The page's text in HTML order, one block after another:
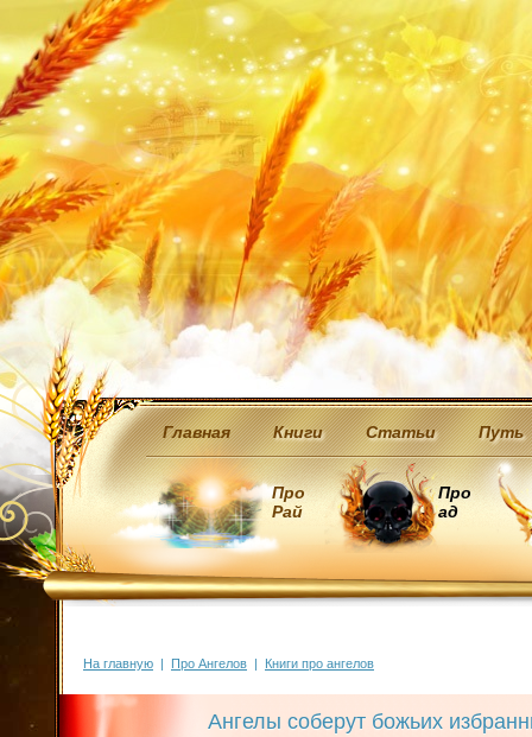
Главная Книги Статьи Путь
Про
Рай
Про
ад
На главную | Про Ангелов | Книги про ангелов
Ангелы соберут божьих